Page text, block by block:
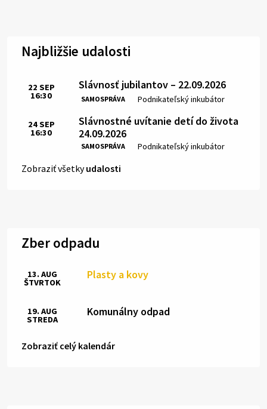
Najbližšie udalosti
Slávnosť jubilantov – 22.09.2026
SAMOSPRÁVA Miesto:
Podnikateľský inkubátor
Čas:
22 SEP
16:30
Slávnostné uvítanie detí do života
24.09.2026
SAMOSPRÁVA Miesto:
Podnikateľský inkubátor
Čas:
24SEP
16:30
Zobraziť všetkyudalosti
Zber odpadu
Plasty a kovy
13. AUG
ŠTVRTOK
Komunálny odpad
19. AUG
STREDA
Zobraziť celý kalendár